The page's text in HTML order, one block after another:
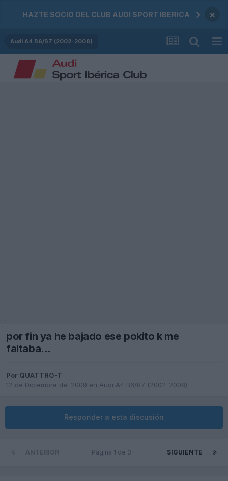
HAZTE SOCIO DEL CLUB AUDI SPORT IBERICA ×
Audi A4 B6/B7 (2002-2008)
por fin ya he bajado ese pokito k me
faltaba...
Por QUATTRO-T
12 de Diciembre del 2009 en Audi A4 B6/B7 (2002-2008)
Responder a esta discusión
SIGUIENTE
Página 1 de 3